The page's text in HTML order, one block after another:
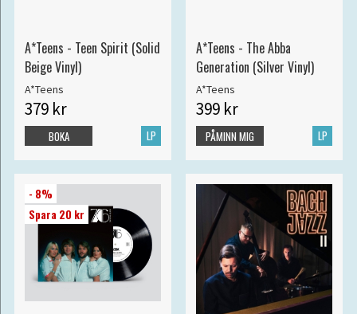
A*Teens - Teen Spirit (Solid
Beige Vinyl)
A*Teens
379 kr
LP
BOKA
A*Teens - The Abba
Generation (Silver Vinyl)
A*Teens
399 kr
LP
PÅMINN MIG
- 8%
Spara 20 kr